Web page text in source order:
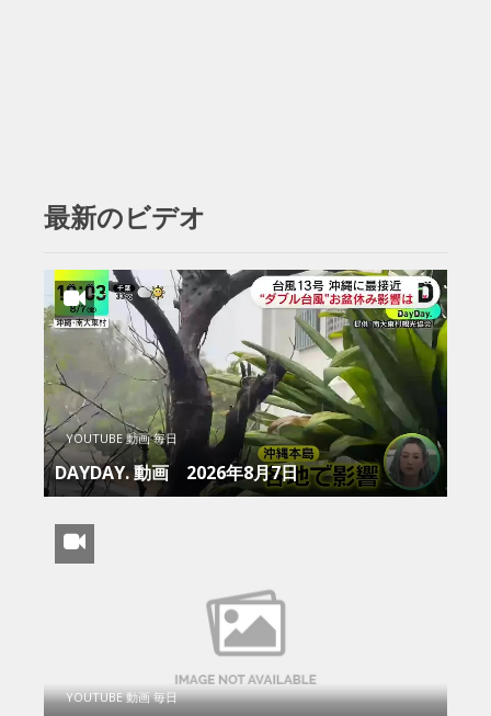
最新のビデオ
YOUTUBE 動画 毎日
DAYDAY. 動画 2026年8月7日
YOUTUBE 動画 毎日